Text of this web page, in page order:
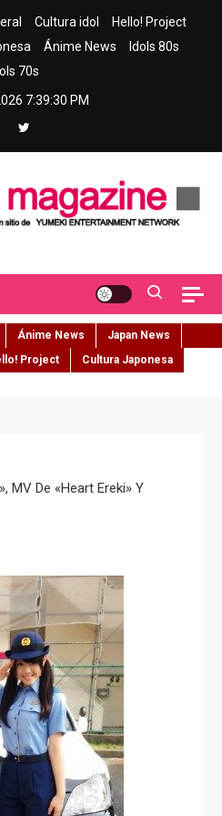
Cultura idol
Hello! Project
Ánime News
Idols 80s
70s
7:39:31 PM
Ánime News
Japan News
Project
Cultura Japonesa
MV De «Heart Ereki» Y